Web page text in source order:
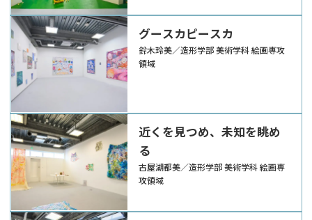
グースカピースカ
鈴木玲美／造形学部 美術学科 絵画専攻
領域
近くを見つめ、未知を眺め
る
古屋湖都美／造形学部 美術学科 絵画専
攻領域